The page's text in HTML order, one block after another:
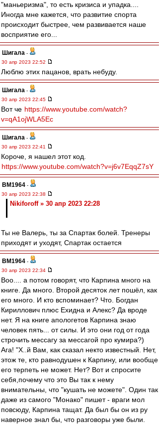
"маньеризма", то есть кризиса и упадка....
Иногда мне кажется, что развитие спорта
происходит быстрее, чем развивается наше
восприятие его...
Шигала -
30 апр 2023 22:52
Люблю этих пацанов, врать небуду.
Шигала -
30 апр 2023 22:45
Вот че https://www.youtube.com/watch?
v=qA1ojWLA5Ec
Шигала -
30 апр 2023 22:41
Короче, я нашел этот код.
https://www.youtube.com/watch?v=j6v7EqqZ7sY
BM1964 -
30 апр 2023 22:38
Nikiforoff » 30 апр 2023 22:28
Ты не Валерь, ты за Спартак болей. Тренеры
приходят и уходят, Спартак остается
BM1964 -
30 апр 2023 22:34
Воо.... а потом говорят, что Карпина много на
книге. Да много. Второй десяток лет пошёл, как
его много. И кто вспоминает? Что. Богдан
Кириллович плюс Ехидна и Алекс? Да вроде
нет. Я на книге апологетов Карпина знаю
человек пять... от силы. И это они год от года
строчить мессагу за мессагой про кумира?)
Ага! "Х..й Вам, как сказал некто известный. Нет,
этож те, кто равнодушен к Карпину, или вообще
его терпеть не может. Нет? Вот и спросите
себя,почему что это Вы так к нему
внимательны, что "кушать не можете". Один так
даже из самого "Монако" пишет - враги мол
повсюду, Карпина тащат. Да был бы он из ру
наверное знал бы, что разговоры уже были.